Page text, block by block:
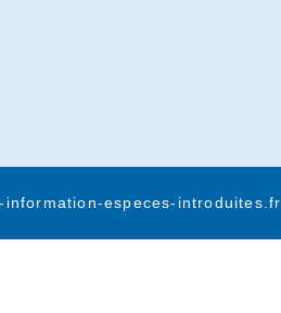
information-especes-